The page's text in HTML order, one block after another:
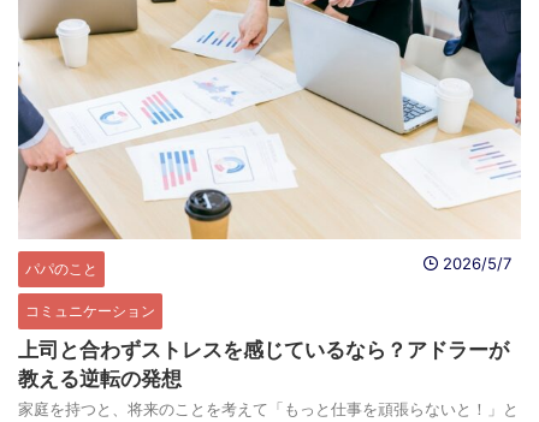
パパのこと
コミュニケーション
2026/5/7
上司と合わずストレスを感じているなら？アドラーが
教える逆転の発想
家庭を持つと、将来のことを考えて「もっと仕事を頑張らないと！」と